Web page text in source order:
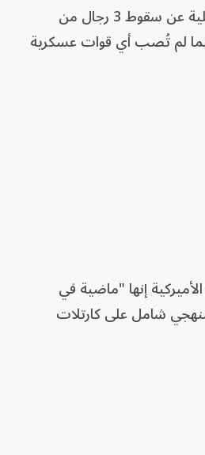
وتابعت: "أسفرت العملية عن سقوط 3 رجال من
لم تُصب أي قوات عسكرية
إنها "ماضية في
شامل على كارتلات